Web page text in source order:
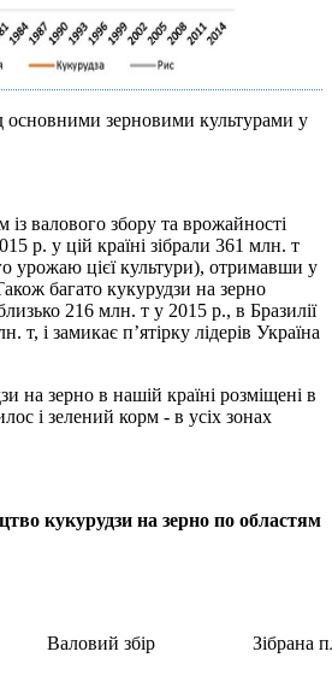
основними зерновими культурами у
валового збору та врожайності
р. у цій країні зібрали 361 млн. т
урожаю цієї культури), отримавши у
багато кукурудзи на зерно
216 млн. т у 2015 р., в Бразилії
і замикає п’ятірку лідерів Україна
на зерно в нашій країні розміщені в
і зелений корм - в усіх зонах
кукурудзи на зерно по областям
Валовий збір Зібрана